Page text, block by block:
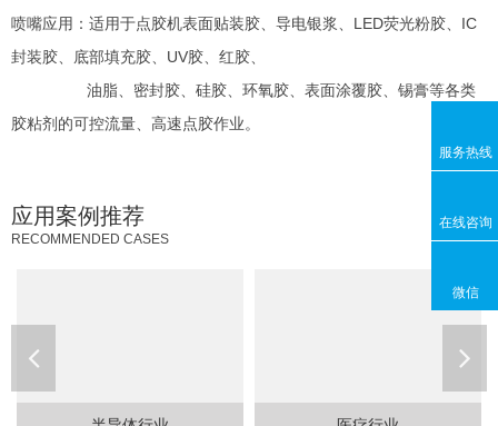
喷嘴应用：适用于点胶机表面贴装胶、导电银浆、LED荧光粉胶、IC
封装胶、底部填充胶、UV胶、红胶、
油脂、密封胶、硅胶、环氧胶、表面涂覆胶、锡膏等各类
胶粘剂的可控流量、高速点胶作业。
应用案例推荐
RECOMMENDED CASES
服务热线
在线咨询
微信